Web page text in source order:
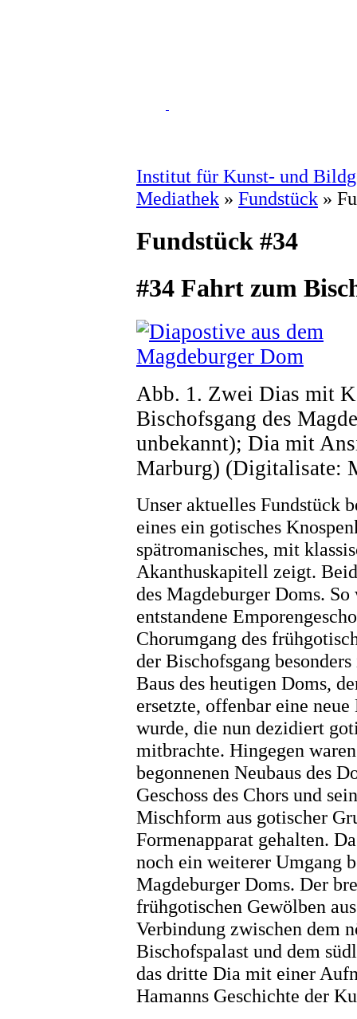
Institut für Kunst- und
Mediathek » Fundstück »
Fundstück #34
#34 Fahrt zum
Abb. 1. Zwei Dias mit
Bischofsgang des
unbekannt); Dia mit
Marburg) (Digitalisate:
Unser aktuelles Fundstück
eines ein gotisches
spätromanisches, mit
Akanthuskapitell zeigt.
des Magdeburger Doms.
entstandene
Chorumgang des
der Bischofsgang
Baus des heutigen Doms,
ersetzte, offenbar eine
wurde, die nun dezidiert
mitbrachte. Hingegen
begonnenen Neubaus des
Geschoss des Chors und
Mischform aus gotischer
Formenapparat gehalten.
noch ein weiterer Umgang
Magdeburger Doms. Der
frühgotischen Gewölben
Verbindung zwischen dem
Bischofspalast und dem
das dritte Dia mit einer
Hamanns Geschichte der